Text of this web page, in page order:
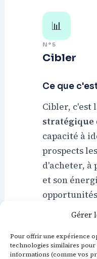
Gérer
Pour offrir une expérience
technologies similaires
informations (comme vos
📊
N°5
Cibler
Ce que
Cibler, c'est
stratégique
capacité à
prospects
d'acheter, à
et son
à ne pas
Elle